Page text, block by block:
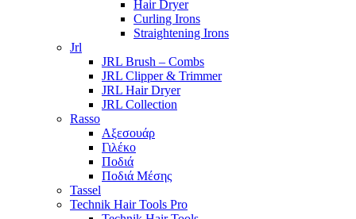
Hair Dryer
Curling Irons
Straightening Irons
Jrl
JRL Brush – Combs
JRL Clipper & Trimmer
JRL Hair Dryer
JRL Collection
Rasso
Αξεσουάρ
Γιλέκο
Ποδιά
Ποδιά Μέσης
Tassel
Technik Hair Tools Pro